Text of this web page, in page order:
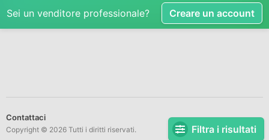
Filtra i risultati
Sei un venditore professionale? Creare un account
Contattaci
Copyright © 2026 Tutti i diritti riservati.